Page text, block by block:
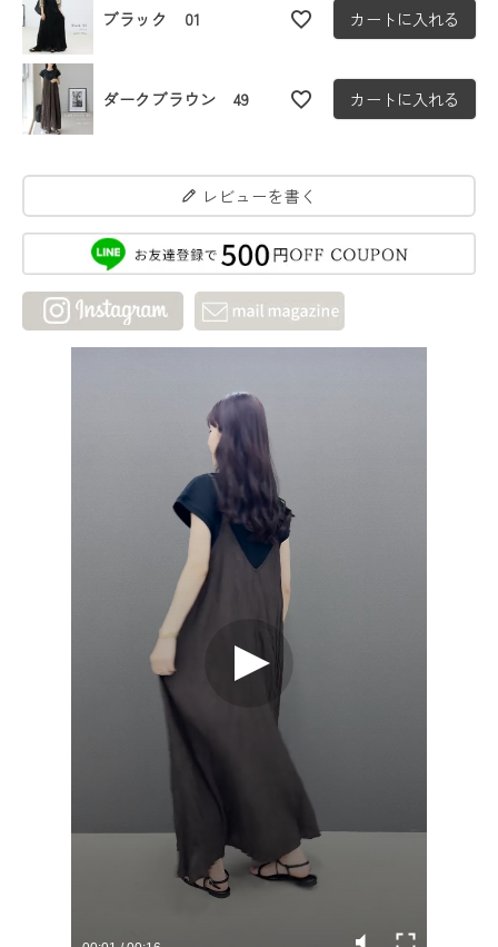
ブラック 01 カートに入れる
ダークブラウン 49 カートに入れる
レビューを書く